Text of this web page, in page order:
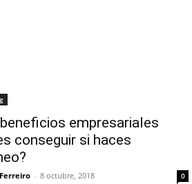
empresariales
conseguir si haces
- 8 octubre, 2018 0